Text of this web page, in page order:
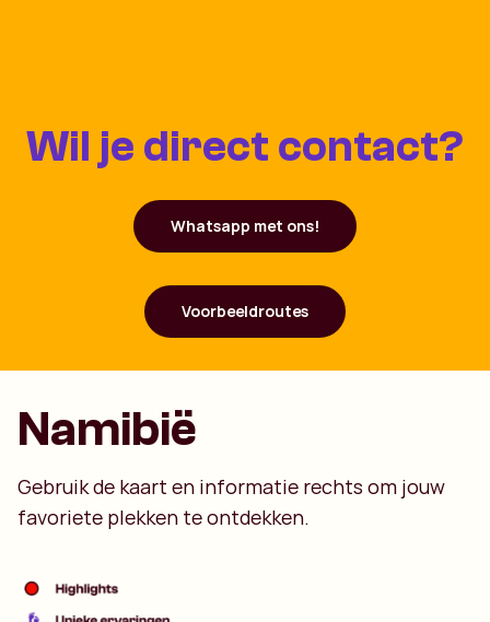
Wil je direct contact?
Whatsapp met ons!
Voorbeeldroutes
Namibië
Gebruik de kaart en informatie rechts om jouw
favoriete plekken te ontdekken.